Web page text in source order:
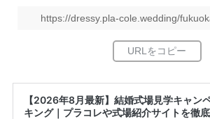
https://dressy.pla-cole.wedding/
【2026年8月最新】結婚式場見学キャン
キング｜プラコレや式場紹介サイトを徹